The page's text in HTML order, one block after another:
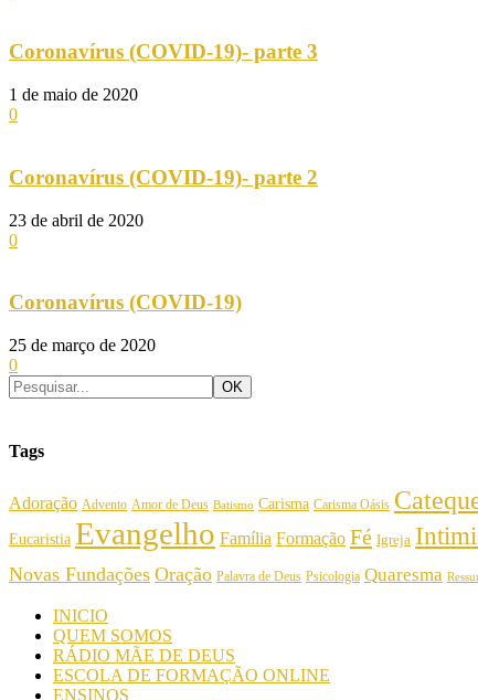
Coronavírus (COVID-19)- parte 3
1 de maio de 2020
0
Coronavírus (COVID-19)- parte 2
23 de abril de 2020
0
Coronavírus (COVID-19)
25 de março de 2020
0
Tags
Adoração Advento Amor de Deus Batismo Carisma Carisma Oásis
Eucaristia Evangelho Família Formação Fé Igreja
Novas Fundações Oração Palavra de Deus Psicologia Quaresma
INICIO
QUEM SOMOS
RÁDIO MÃE DE DEUS
ESCOLA DE FORMAÇÃO ONLINE
ENSINOS